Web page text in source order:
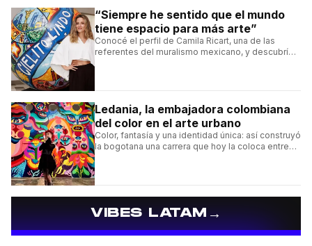
“Siempre he sentido que el mundo
tiene espacio para más arte”
Conocé el perfil de Camila Ricart, una de las
referentes del muralismo mexicano, y descubrí
Ledania, la embajadora colombiana
del color en el arte urbano
Color, fantasía y una identidad única: así construyó
la bogotana una carrera que hoy la coloca entre
VIBES LATAM →